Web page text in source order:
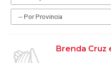
Brenda Cruz